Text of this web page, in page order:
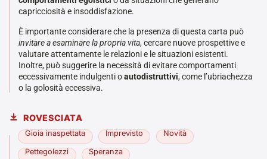
capricciosità e insoddisfazione.
È importante considerare che la presenza di questa carta può
invitare a esaminare la propria vita, cercare nuove prospettive e
valutare attentamente le relazioni e le situazioni esistenti.
Inoltre, può suggerire la necessità di evitare comportamenti
eccessivamente indulgenti oautodistruttivi, come l’ubriachezza
o la golosità eccessiva.
ROVESCIATA
Gioia inaspettata Imprevisto Novità
Pettegolezzi Speranza